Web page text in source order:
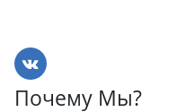
Почему Мы?